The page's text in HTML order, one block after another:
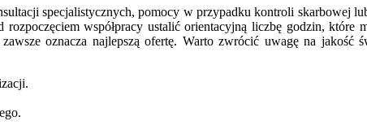
specjalistycznych, pomocy w przypadku kontroli skarbowej
współpracy ustalić orientacyjną liczbę godzin, które
oznacza najlepszą ofertę. Warto zwrócić uwagę na jakość